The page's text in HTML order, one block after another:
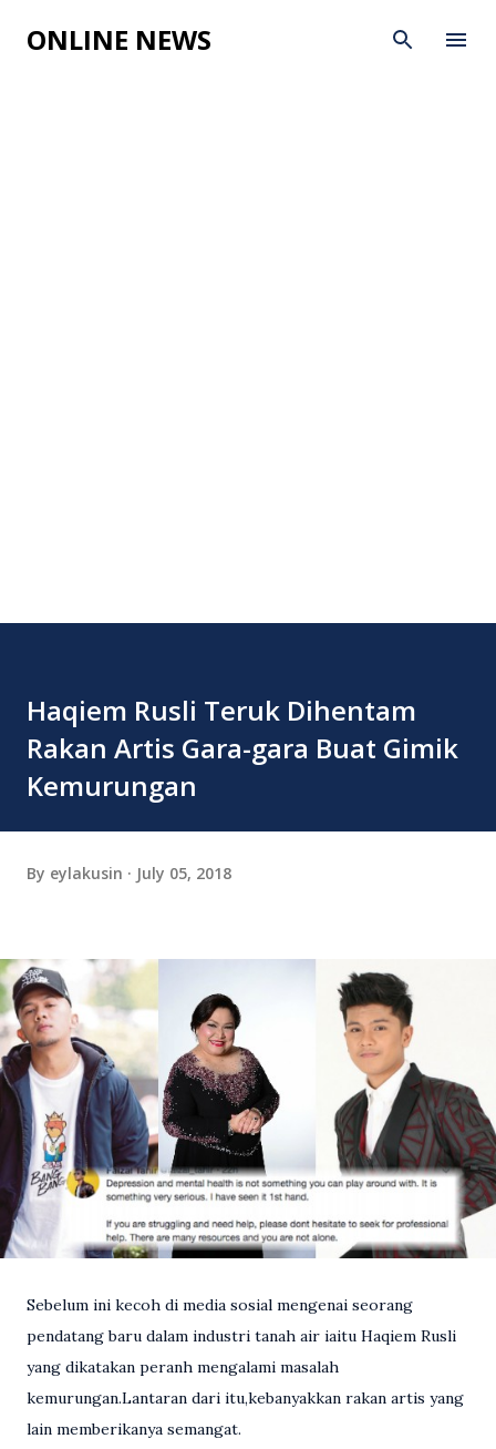
Skip to main content
ONLINE NEWS
Haqiem Rusli Teruk Dihentam
Rakan Artis Gara-gara Buat Gimik
Kemurungan
By eylakusin July 05, 2018
Sebelum ini kecoh di media sosial mengenai seorang
pendatang baru dalam industri tanah air iaitu Haqiem Rusli
yang dikatakan peranh mengalami masalah
kemurungan.Lantaran dari itu,kebanyakkan rakan artis yang
lain memberikanya semangat.